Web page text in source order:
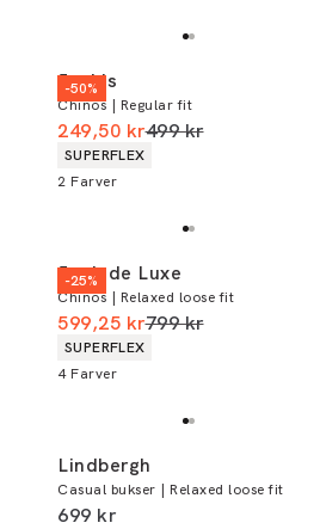
-50%
Jack's
Chinos | Regular fit
249,50 krI alt (uden rabat)
499 kr
Produkt egenskaber
SUPERFLEX
2 Farver
-25%
Junk de Luxe
Chinos | Relaxed loose fit
599,25 krI alt (uden rabat)
799 kr
Produkt egenskaber
SUPERFLEX
4 Farver
Lindbergh
Casual bukser | Relaxed loose fit
I alt (inkl. rabat)
699 kr